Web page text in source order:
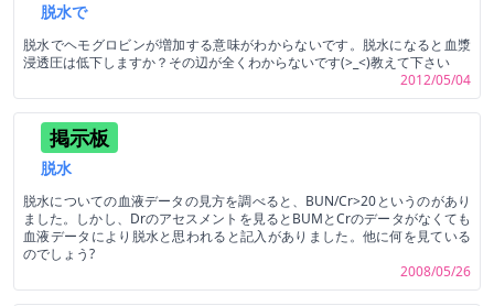
脱水で
脱水でヘモグロビンが増加する意味がわからないです。脱水になると血漿
浸透圧は低下しますか？その辺が全くわからないです(>_<)教えて下さい
2012/05/04
掲示板
脱水
脱水についての血液データの見方を調べると、BUN/Cr>20というのがあり
ました。しかし、Drのアセスメントを見るとBUMとCrのデータがなくても
血液データにより脱水と思われると記入がありました。他に何を見ている
のでしょう?
2008/05/26